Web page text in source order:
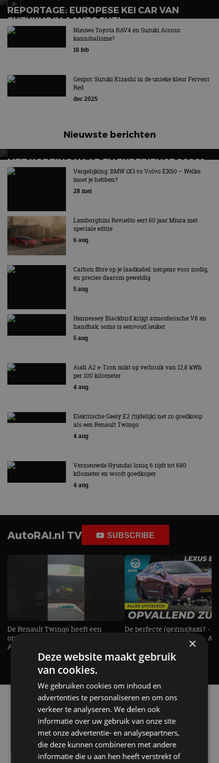
REPORTAGE: EUROPESE KEI CAR VAN
SUZUKI IS IN AANTOCHT!
Vormt kei-car de oplossing voor Europa?
Nieuwe Toyota RAV4 en Suzuki Across:
kannibalisme?
18 feb
Gespot: Suzuki Kizashi in de unieke kleur Fervent
Red
dec 2025
Nieuwste berichten
MET KORTING NAAR EV EXPERIENCE 2026?
AUTORAI REGELT HET!
EV Experience 2026 van 24 tot 26 september
Vergelijking: BMW iX3 vs Volvo EX60 – Welke
moet je hebben?
28 mei
Lamborghini Revuelto eert 60 jaar Miura met
speciale editie
6 aug
Carbon fibre op je laadkabel: nergens voor nodig,
en precies daarom geweldig
5 aug
Hennessey Blackbird krijgt atmosferische V8 en
handbak: soms is eenvoud leuker
5 aug
Audi A2 e-Tron mikt op verbruik van 12,8 kWh
per 100 kilometer
4 aug
Elektrische Geely E2 (tijdelijk) net zo goedkoop
als een Renault Twingo
4 aug
Vernieuwde Hyundai Ioniq 6 rijdt tot 680
kilometer en wordt goedkoper
4 aug
AutoRAI.nl TV SUBSCRIBE
De Renault Twingo heeft een
opvallende snelheidsmeter! -
AutoRAI TV
De perfecte (gezins)taxi? -
ES500e (2026) - REVIEW -
UITGELEGD! - AutoRAI TV
Alle automerken
Selecteer een merk voor meer informatie, modellen
en alle nieuwsberichten
×
Deze website maakt gebruik
van cookies.
We gebruiken cookies om inhoud en
advertenties te personaliseren en om ons
verkeer te analyseren. We delen ook
informatie over uw gebruik van onze site
met onze advertentie- en analysepartners,
die deze kunnen combineren met andere
informatie die u aan hen heeft verstrekt of